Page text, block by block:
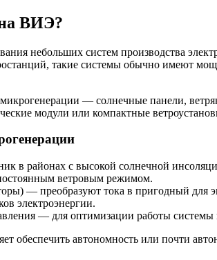
ВИЭ?
небольших систем производства
такие системы обычно имеют
— солнечные панели,
модули или компактные
в районах с высокой солнечной
ветровым режимом.
— преобразуют тока в пригодный для
электроэнергии.
— для оптимизации работы системы
обеспечить автономность или почти